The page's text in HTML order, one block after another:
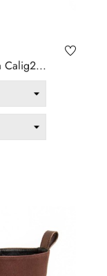
Botín De Cuña Para Mujer. Montevita Calig2...